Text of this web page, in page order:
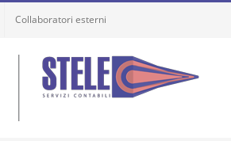
Collaboratori esterni